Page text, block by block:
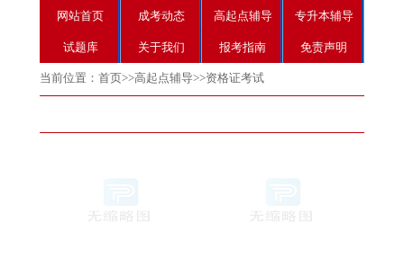
网站首页 成考动态 高起点辅导 专升本辅导
试题库 关于我们 报考指南 免责声明
当前位置： 首页>>高起点辅导>>资格证考试